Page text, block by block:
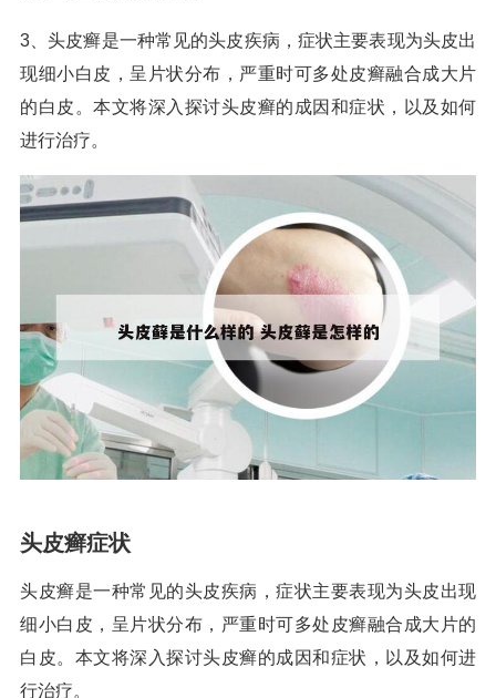
3、头皮癣是一种常见的头皮疾病，症状主要表现为头皮出
现细小白皮，呈片状分布，严重时可多处皮癣融合成大片
的白皮。本文将深入探讨头皮癣的成因和症状，以及如何
进行治疗。
头皮癣症状
头皮癣是一种常见的头皮疾病，症状主要表现为头皮出现
细小白皮，呈片状分布，严重时可多处皮癣融合成大片的
白皮。本文将深入探讨头皮癣的成因和症状，以及如何进
行治疗。